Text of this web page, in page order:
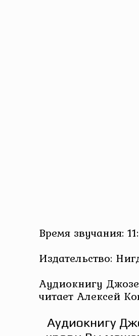
Время звучания:
Издательство:
Аудиокнигу
читает Алексей
Аудиокнигу